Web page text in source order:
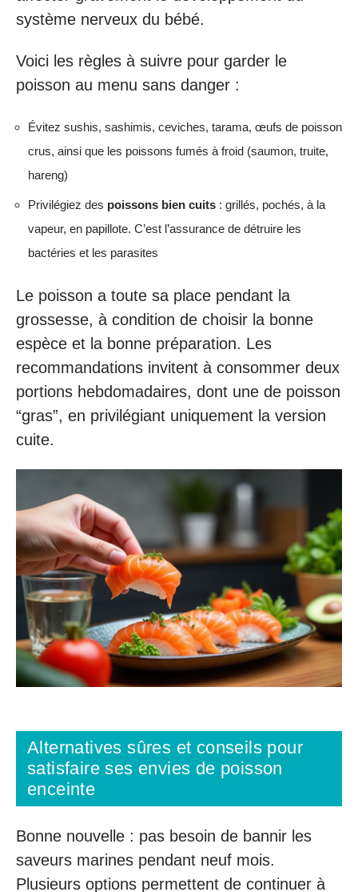
système nerveux du bébé.
Voici les règles à suivre pour garder le
poisson au menu sans danger :
Évitez sushis, sashimis, ceviches, tarama, œufs de poisson
crus, ainsi que les poissons fumés à froid (saumon, truite,
hareng)
Privilégiez des poissons bien cuits : grillés, pochés, à la
vapeur, en papillote. C’est l’assurance de détruire les
bactéries et les parasites
Le poisson a toute sa place pendant la
grossesse, à condition de choisir la bonne
espèce et la bonne préparation. Les
recommandations invitent à consommer deux
portions hebdomadaires, dont une de poisson
“gras”, en privilégiant uniquement la version
cuite.
Alternatives sûres et conseils pour
satisfaire ses envies de poisson
enceinte
Bonne nouvelle : pas besoin de bannir les
saveurs marines pendant neuf mois.
Plusieurs options permettent de continuer à